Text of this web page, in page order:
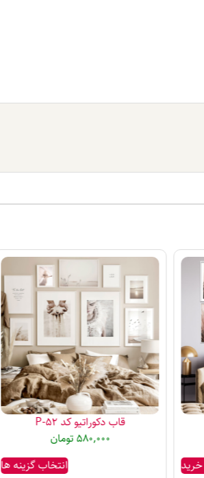
قاب دکوراتیو کد P-52
580,000 تومان
انتخاب گزینه ها